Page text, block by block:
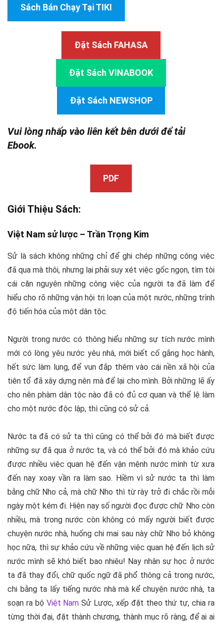
Sách Bán Chạy Tại TIKI
Đặt Sách FAHASA
Đặt Sách VINABOOK
Đặt Sách NEWSHOP
Vui lòng nhấp vào liên kết bên dưới để tải
Ebook.
PDF
Giới Thiệu Sách:
Việt Nam sử lược – Trần Trọng Kim
Sử là sách không những chỉ để ghi chép những công việc
đã qua mà thôi, nhưng lại phải suy xét việc gốc ngọn, tìm tòi
cái căn nguyên những công việc của người ta đã làm để
hiểu cho rõ những vận hội trị loạn của một nước, những trình
độ tiến hóa của một dân tộc.
Người trong nước có thông hiểu những sự tích nước mình
mới có lòng yêu nước yêu nhà, mới biết cố gắng học hành,
hết sức làm lụng, để vun đắp thêm vào cái nền xã hội của
tiên tổ đã xây dựng nên mà để lại cho mình. Bởi những lẽ ấy
cho nên phàm dân tộc nào đã có đủ cơ quan và thể lệ làm
cho một nước độc lập, thì cũng có sử cả.
Nước ta đã có sử ta thì cũng có thể bởi đó mà biết được
những sự đã qua ở nước ta, và có thể bởi đó mà khảo cứu
được nhiều việc quan hệ đến vận mệnh nước mình từ xưa
đến nay xoay vần ra làm sao. Hiềm vì sử nước ta thì làm
bằng chữ Nho cả, mà chữ Nho thì từ rày trở đi chắc rồi mỗi
ngày một kém đi. Hiện nay số người đọc được chữ Nho còn
nhiều, mà trong nước còn không có mấy người biết được
chuyện nước nhà, huống chi mai sau này chữ Nho bỏ không
học nữa, thì sự khảo cứu về những việc quan hệ đến lịch sử
nước mình sẽ khó biết bao nhiêu! Nay nhân sự học ở nước
ta đã thay đổi, chữ quốc ngữ đã phổ thông cả trong nước,
chi bằng ta lấy tiếng nước nhà mà kể chuyện nước nhà, ta
soạn ra bộ Việt Nam Sử Lược, xếp đặt theo thứ tự, chia ra
từng thời đại, đặt thành chương, thành mục rõ ràng, để ai ai